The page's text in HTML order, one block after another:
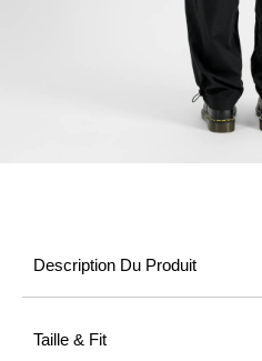
Description Du Produit
Taille & Fit